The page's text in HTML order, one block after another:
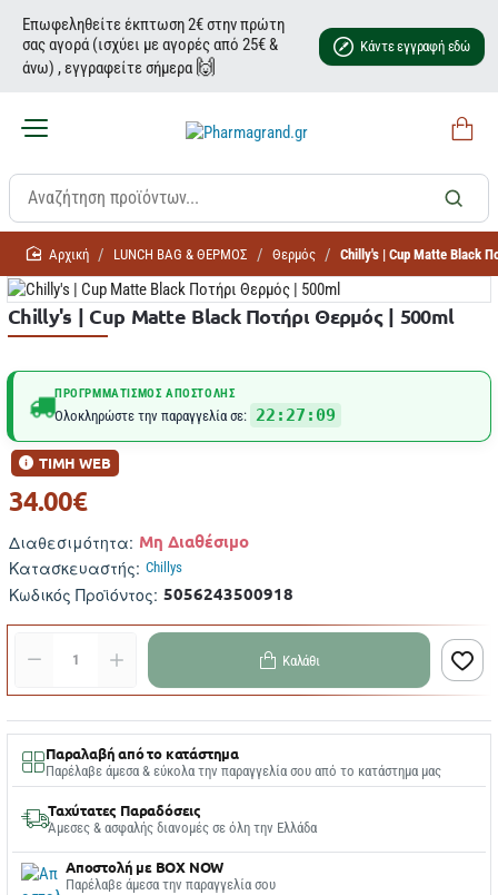
Επωφεληθείτε έκπτωση 2€ στην πρώτη
σας αγορά (ισχύει με αγορές από 25€ &
άνω) , εγγραφείτε σήμερα 🙌
Κάντε εγγραφή εδώ
homeLUNCΗ BAG & ΘΕΡΜΟΣ Θερμός Chilly's | Cup Matte Black
Chilly's | Cup Matte Black Ποτήρι Θερμός | 500ml
ΠΡΟΓΡΜΜΑΤΙΣΜΌΣ ΑΠΟΣΤΟΛΉΣ
Ολοκληρώστε την παραγγελία σε: 22:27:09
Διαθεσιμότητα: Μη Διαθέσιμο
Κατασκευαστής: Chillys
Κωδικός Προϊόντος: 5056243500918
ΤΙΜΗ WEB
34.00€
Καλάθι
Παραλαβή από το κατάστημα
Παρέλαβε άμεσα & εύκολα την παραγγελία σου από το κατάστημα μας
Ταχύτατες Παραδόσεις
Άμεσες & ασφαλής διανομές σε όλη την Ελλάδα
Αποστολή με BOX NOW
Παρέλαβε άμεσα την παραγγελία σου